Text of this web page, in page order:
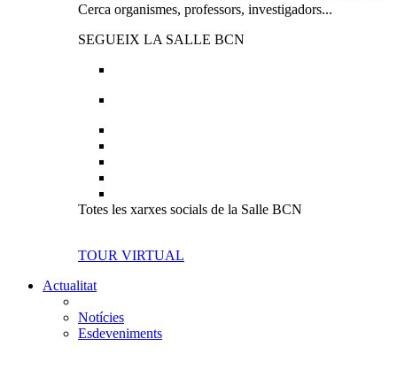
Cerca organismes, professors, investigadors...
SEGUEIX LA SALLE BCN
Totes les xarxes socials de la Salle BCN
TOUR VIRTUAL
Actualitat
Notícies
Esdeveniments